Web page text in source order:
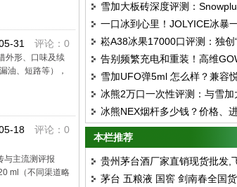
31 评论：0
外形、口味及续
油、短路等），
18评论：0
与主流测评报
ml（不同渠道略
什么封神？
雾化的"口感天花板"是如何炼成
雪加大板砖深度评测：
Hammer 10000口一次性雾化
解析
一口冰到心里！JOLYICE冰暴
雾化深度测评：从ICEMAX到"
进化与重构
崧A38冰果17000口评测：独创
键”一键切换清凉感，一瓶体验
告别频繁充电和重装！高维
CHILL深度体验：18000超长
久？
雪加UFO弹5ml 怎么样？兼容
456代吗？优点和缺点在一篇
很清楚
冰熊2万口一次性评测：与雪加
相比，哪一款更值得买？
冰熊NEX烟杆多少钱？价格、
道及正品鉴别指南
本栏推荐
贵州茅台酒厂家直销现货批发,
茅台全系列供应全国货到付款
茅台 五粮液 国窖 剑南春全国